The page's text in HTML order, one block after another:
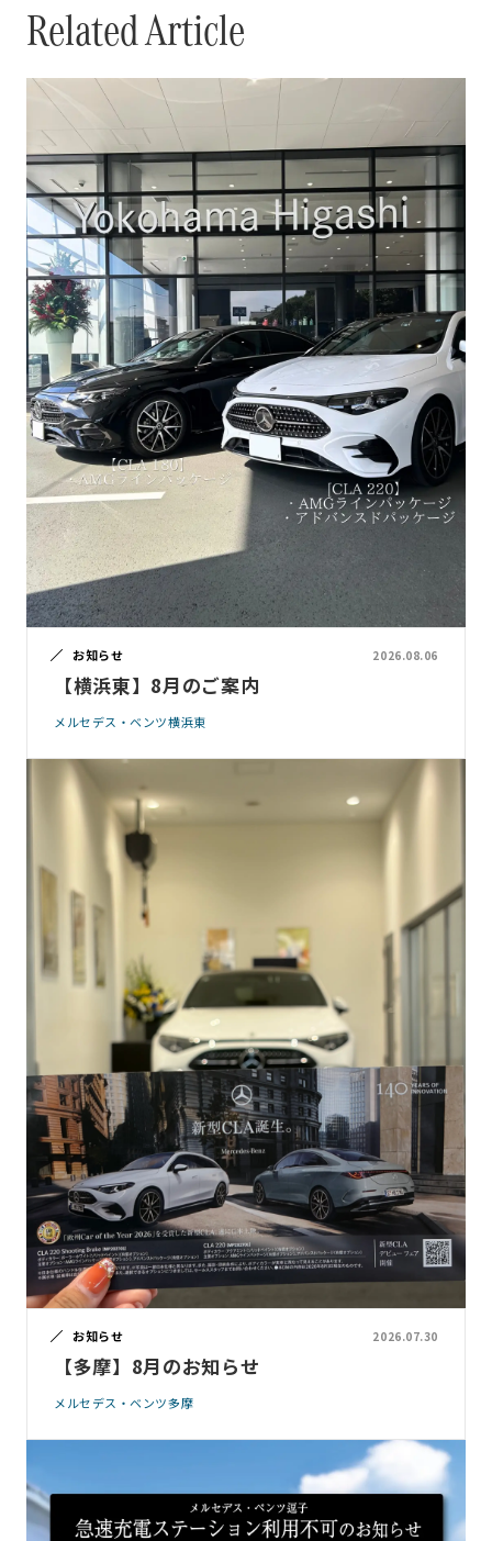
Related Article
お知らせ 2026.08.06
【横浜東】8月のご案内
メルセデス・ベンツ横浜東
お知らせ 2026.07.30
【多摩】8月のお知らせ
メルセデス・ベンツ多摩